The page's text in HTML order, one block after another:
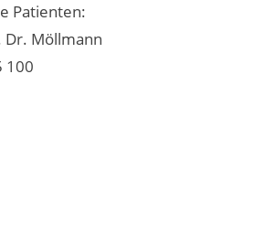
Patienten:
Möllmann
100